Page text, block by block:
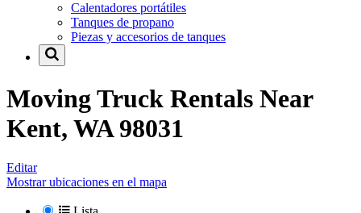
Calentadores portátiles
Tanques de propano
Piezas y accesorios de tanques
Moving Truck Rentals Near
Kent, WA 98031
Editar
Mostrar ubicaciones en el mapa